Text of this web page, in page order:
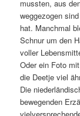
mussten, aus
weggezogen
hat. Manchmal
Schnur um den
voller
Oder ein Foto
die Deetje viel
Die
bewegenden